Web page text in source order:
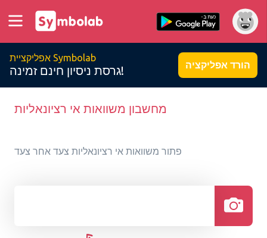
אפליקציית Symbolab
גרסת ניסיון חינם זמינה! הורד אפליקציה
מחשבון משוואות אי רציונאליות
פתור משוואות אי רציונאליות צעד אחר צעד